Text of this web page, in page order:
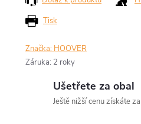
Tisk
Značka: HOOVER
Záruka: 2 roky
Ušetřete za obal
Ještě nižší cenu získáte